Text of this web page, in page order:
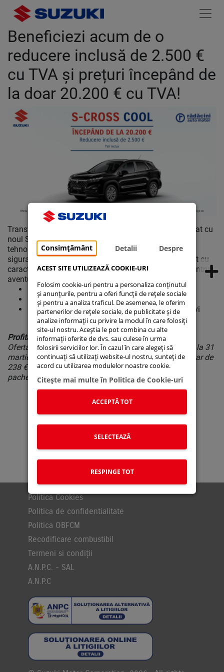
Consimțământ Detalii Despre
ACEST SITE UTILIZEAZĂ COOKIE-URI
Folosim cookie-uri pentru a personaliza conținutul
și anunțurile, pentru a oferi funcții de rețele sociale
și pentru a analiza traficul. De asemenea, le oferim
partenerilor de rețele sociale, de publicitate și de
analize informații cu privire la modul în care folosiți
site-ul nostru. Aceștia le pot combina cu alte
informații oferite de dvs. sau culese în urma
folosirii serviciilor lor. În cazul în care alegeți să
continuați să utilizați website-ul nostru, sunteți de
acord cu utilizarea modulelor noastre cookie.
Citeşte mai multe în Politica de Cookie-uri
ACCEPTĂ TOT
SELECTEAZĂ
RESPINGE TOT
Beneficiezi acum de o
reducere inclusă de 2.500 €
cu TVA și prețuri începând de
la doar 20.200 € cu TVA!
Transformă fiecare călătorie într-o experiență de neuitat cu
noul Suzuki S-Cross Cool. Cu un design îndrăzneț și
tehnologie avansată, acest SUV compact îți oferă
siguranță, confort și performanță remarcabilă. Echipat cu
caracteristici premium, Suzuki S-Cross este perfect pentru
aventurile de zi cu zi sau escapadele de weekend.
Reducere specială inclusă:2.500 € cu TVA
Prețuri de la:20.200 € cu TVA
Disponibilitate limitată– grăbește-te să îți rezervi
modelul dorit!
Profită acum de ofertă!
Oferta este valabilă în limita stocului disponibil, până la 31
martie 2024. La livrare, se aplică un pachet suplimentar de
238 € (TVA inclus), care include covorașe de cauciuc,
pachet legislativ și numere provizorii.
Noutati Lista de prețuri
Politica Cookies
Politica de confidentialitate
Politica OBFCM
Recodificare combustibil
Termeni si condiții
A.N.P.C. - SAL
A.N.P.C